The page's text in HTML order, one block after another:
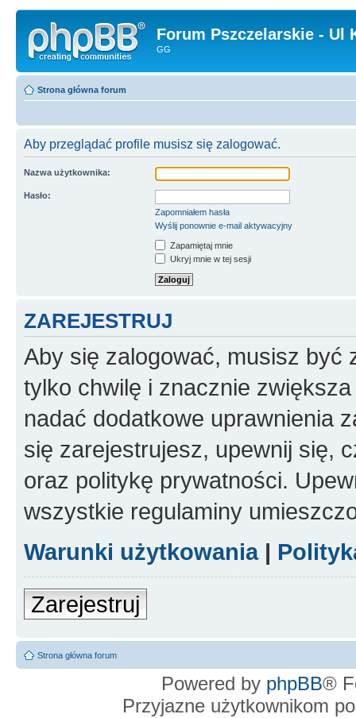
Forum Pszczelarskie - Ul
GG
Strona główna forum
Aby przeglądać profile musisz się zalogować.
Nazwa użytkownika:
Hasło:
Zapomniałem hasła
Wyślij ponownie e-mail aktywacyjny
Zapamiętaj mnie
Ukryj mnie w tej sesji
ZAREJESTRUJ
Aby się zalogować, musisz być
tylko chwilę i znacznie
nadać dodatkowe uprawnienia
się zarejestrujesz, upewnij się,
oraz politykę prywatności.
wszystkie regulaminy
Warunki użytkowania|
Zarejestruj
Strona główna forum
Powered by phpBB®
Przyjazne użytkownikom